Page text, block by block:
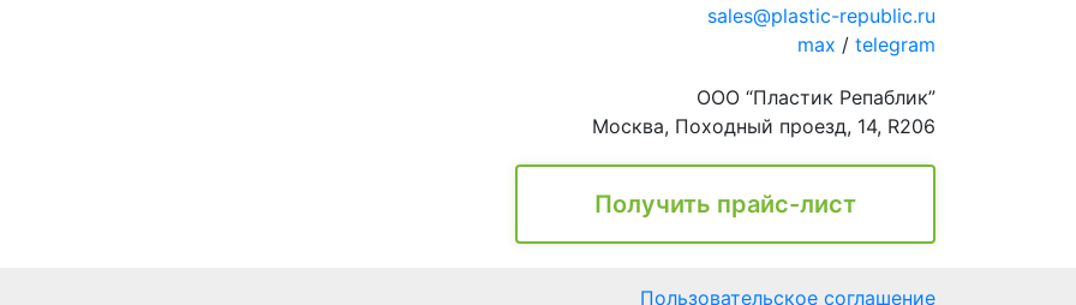
sales@plastic-republic.ru
max / telegram
ООО “Пластик Репаблик”
Москва, Походный проезд, 14, R206
Получить прайс-лист
Пользовательское соглашение